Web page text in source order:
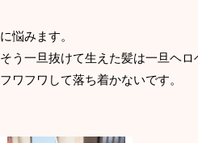
に悩みます。
そう一旦抜けて生えた髪は一旦ヘロ
フワフワして落ち着かないです。